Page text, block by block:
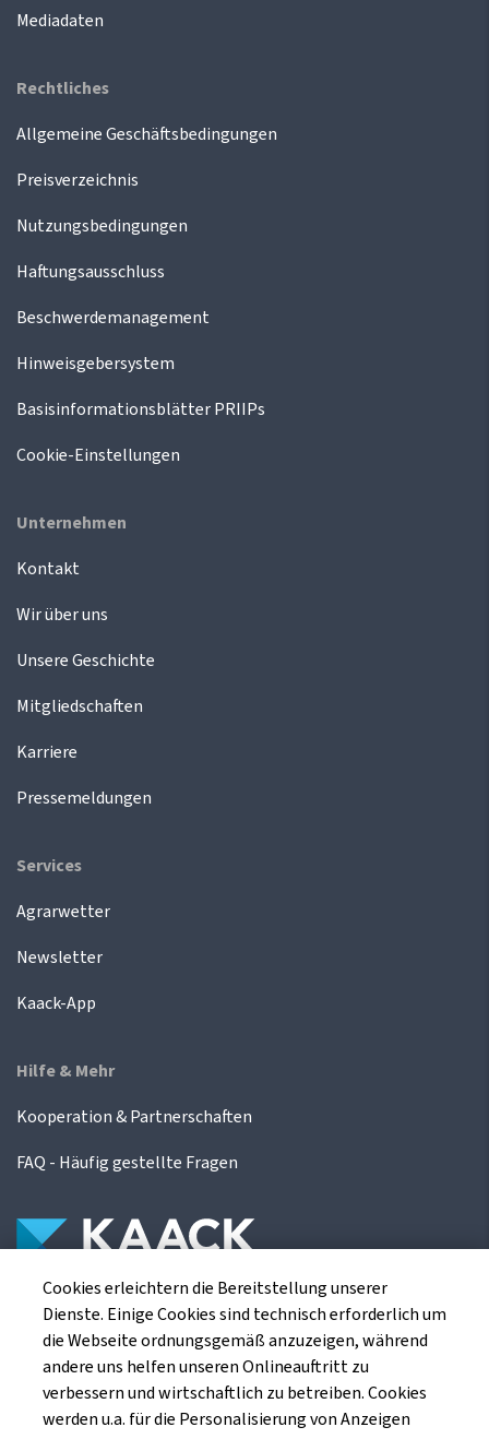
Mediadaten
Rechtliches
Allgemeine Geschäftsbedingungen
Preisverzeichnis
Nutzungsbedingungen
Haftungsausschluss
Beschwerdemanagement
Hinweisgebersystem
Basisinformationsblätter PRIIPs
Cookie-Einstellungen
Unternehmen
Kontakt
Wir über uns
Unsere Geschichte
Mitgliedschaften
Karriere
Pressemeldungen
Services
Agrarwetter
Newsletter
Kaack-App
Hilfe & Mehr
Kooperation & Partnerschaften
FAQ - Häufig gestellte Fragen
Die Kaack Terminhandel GmbH ist ein
Finanzdienstleistungsinstitut für die europäischen
Agrarterminbörsen.
Cookies erleichtern die Bereitstellung unserer
Dienste. Einige Cookies sind technisch erforderlich um
die Webseite ordnungsgemäß anzuzeigen, während
andere uns helfen unseren Onlineauftritt zu
verbessern und wirtschaftlich zu betreiben. Cookies
werden u.a. für die Personalisierung von Anzeigen